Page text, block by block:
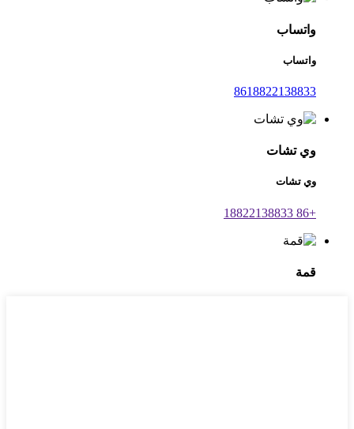
واتساب
واتساب
8618822138833
وي تشات
وي تشات
+86 18822138833
قمة